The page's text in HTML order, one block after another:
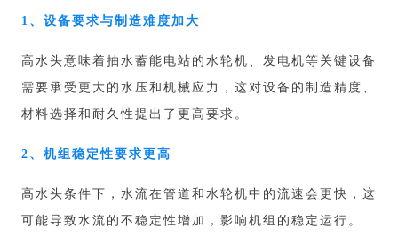
1、设备要求与制造难度加大
高水头意味着抽水蓄能电站的水轮机、发电机等关键设备
需要承受更大的水压和机械应力，这对设备的制造精度、
材料选择和耐久性提出了更高要求。
2、机组稳定性要求更高
高水头条件下，水流在管道和水轮机中的流速会更快，这
可能导致水流的不稳定性增加，影响机组的稳定运行。